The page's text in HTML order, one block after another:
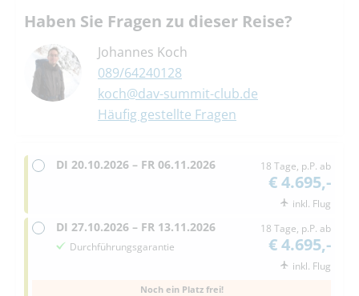
Haben Sie Fragen zu dieser Reise?
Johannes Koch
089/64240128
koch@dav-summit-club.de
Häufig gestellte Fragen
DI 20.10.2026 – FR 06.11.2026 18 Tage, p.P. ab
€ 4.695,-
inkl. Flug
DI 27.10.2026 – FR 13.11.2026
Durchführungsgarantie
18 Tage, p.P. ab
€ 4.695,-
inkl. Flug
Noch ein Platz frei!